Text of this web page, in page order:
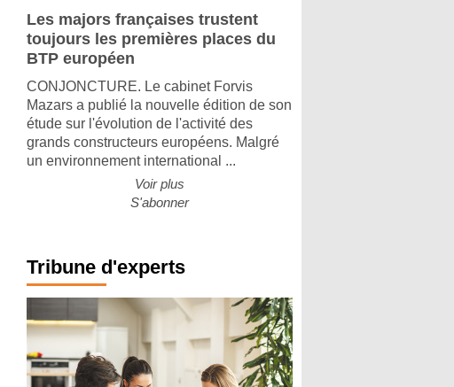
Les majors françaises trustent
toujours les premières places du
BTP européen
CONJONCTURE. Le cabinet Forvis
Mazars a publié la nouvelle édition de son
étude sur l'évolution de l'activité des
grands constructeurs européens. Malgré
un environnement international ...
Voir plus
S'abonner
Tribune d'experts